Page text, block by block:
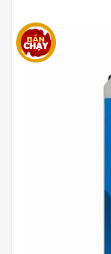
mát tiên tiến,
làm mát tốt,
tưởng cho
thống máy